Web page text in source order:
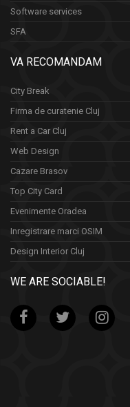
Software services
SFA
VA RECOMANDAM
City Break
Firma de curatenie Cluj
Rent a Car Cluj
Web Design
Cazare Brasov
Top City Card
Evenimente Oradea
Inregistrare marci OSIM
Design Interior Cluj
WE ARE SOCIABLE!